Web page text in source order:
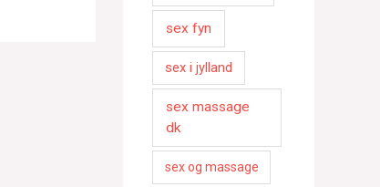
sex fyn
sex i jylland
sex massage
dk
sex og massage